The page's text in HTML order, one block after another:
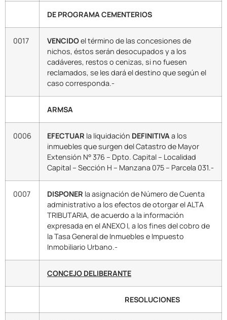
DE PROGRAMA CEMENTERIOS
0017 VENCIDOel término de las concesiones de
nichos, éstos serán desocupados y a los
cadáveres, restos o cenizas, si no fuesen
reclamados, se les dará el destino que según el
caso corresponda.-
ARMSA
0006 EFECTUAR la liquidación DEFINITIVAa los
inmuebles que surgen del Catastro de Mayor
Extensión N° 376 – Dpto. Capital – Localidad
Capital – Sección H – Manzana 075 – Parcela 031.-
0007 DISPONER la asignación de Número de Cuenta
administrativo a los efectos de otorgar el ALTA
TRIBUTARIA, de acuerdo a la información
expresada en el ANEXO I, a los fines del cobro de
la Tasa General de Inmuebles e Impuesto
Inmobiliario Urbano.-
CONCEJO DELIBERANTE
RESOLUCIONES